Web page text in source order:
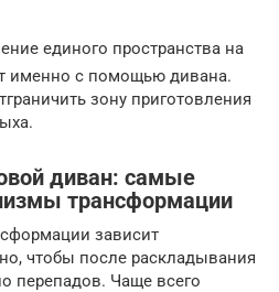
единого пространства на
именно с помощью дивана.
зону приготовления
диван: самые
трансформации
зависит
чтобы после раскладывания
перепадов. Чаще всего